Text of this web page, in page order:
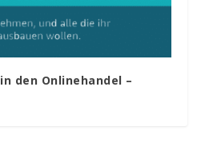
den Onlinehandel –